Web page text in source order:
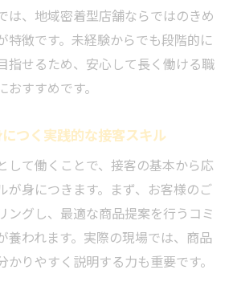
は、地域密着型店舗ならではのきめ
特徴です。未経験からでも段階的に
指せるため、安心して長く働ける職
すすめです。
つく実践的な接客スキル
して働くことで、接客の基本から応
が身につきます。まず、お客様のご
ングし、最適な商品提案を行うコミ
養われます。実際の現場では、商品
かりやすく説明する力も重要です。